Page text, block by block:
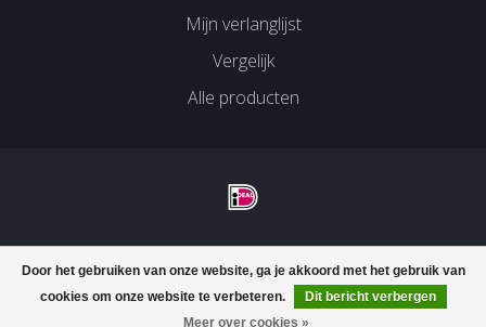
Door het gebruiken van onze website, ga je akkoord met het gebruik van
cookies om onze website te verbeteren.
Dit bericht verbergen
Meer over cookies »
Mijn verlanglijst
Vergelijk
Alle producten
© Copyright 2026 Velco Huissen - Powered byLightspeed-
Dyvelopment